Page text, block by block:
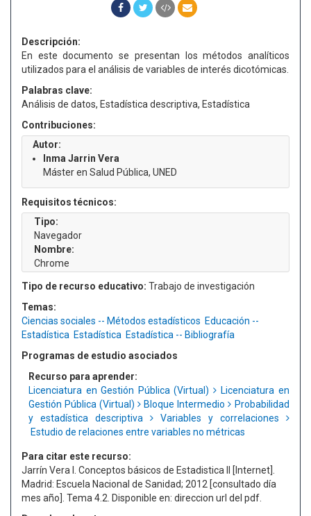
Descripción:
En este documento se presentan los métodos analíticos
utilizados para el análisis de variables de interés dicotómicas.
Palabras clave:
Análisis de datos, Estadística descriptiva, Estadística
Contribuciones:
Autor:
Inma Jarrin Vera
Máster en Salud Pública, UNED
Requisitos técnicos:
Tipo:
Navegador
Nombre:
Chrome
Tipo de recurso educativo: Trabajo de investigación
Temas:
Ciencias sociales -- Métodos estadísticos Educación --
Estadística Estadística Estadística -- Bibliografía
Programas de estudio asociados
Recurso para aprender:
Licenciatura en Gestión Pública (Virtual)
Licenciatura en
Gestión Pública (Virtual)
Bloque Intermedio
Probabilidad
y estadística descriptiva
Variables y correlaciones
Estudio de relaciones entre variables no métricas
Para citar este recurso:
Jarrín Vera I. Conceptos básicos de Estadistica II [Internet].
Madrid: Escuela Nacional de Sanidad; 2012 [consultado día
mes año]. Tema 4.2. Disponible en: direccion url del pdf.